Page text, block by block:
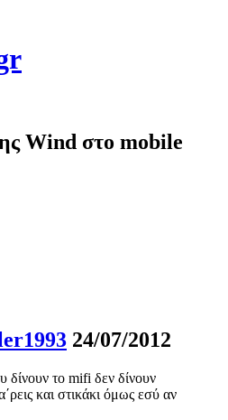
Wind στο mobile
24/07/2012
δίνουν το mifi δεν δίνουν
και στικάκι όμως εσύ αν